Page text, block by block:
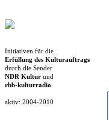
Initiativen für die
Erfüllung des Kulturauftrags
durch die Sender
NDR Kultur und
rbb-kulturradio
aktiv: 2004-2010